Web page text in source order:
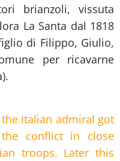
brianzoli, vissuta
La Santa dal 1818
di Filippo, Giulio,
per ricavarne
Italian admiral got
conflict in close
troops. Later this